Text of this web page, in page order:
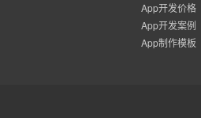
App开发价格
App开发案例
App制作模板